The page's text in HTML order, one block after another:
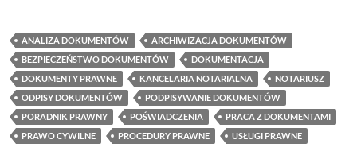
ANALIZA DOKUMENTÓW
ARCHIWIZACJA DOKUMENTÓW
BEZPIECZEŃSTWO DOKUMENTÓW
DOKUMENTACJA
DOKUMENTY PRAWNE
KANCELARIA NOTARIALNA
NOTARIUSZ
ODPISY DOKUMENTÓW
PODPISYWANIE DOKUMENTÓW
PORADNIK PRAWNY
POŚWIADCZENIA
PRACA Z DOKUMENTAMI
PRAWO CYWILNE
PROCEDURY PRAWNE USŁUGI PRAWNE